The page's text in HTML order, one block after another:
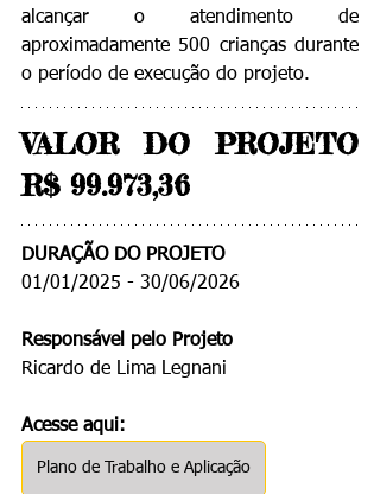
alcançar o atendimento de
aproximadamente 500 crianças durante
o período de execução do projeto.
VALOR DO PROJETO
R$ 99.973,36
DURAÇÃO DO PROJETO
01/01/2025 - 30/06/2026
Responsável pelo Projeto
Ricardo de Lima Legnani
Acesse aqui:
Plano de Trabalho e Aplicação